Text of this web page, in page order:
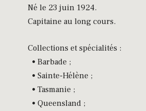
Né le 23 juin 1924.
Capitaine au long cours.
Collections et spécialités :
• Barbade ;
• Sainte-Hélène ;
• Tasmanie ;
• Queensland ;